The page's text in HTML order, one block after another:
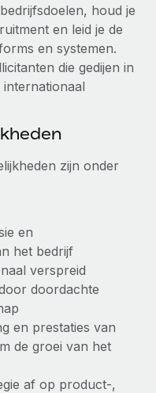
alle soorten bedrijven
en...
in de wereldwijde
sinds 2016...
houd je
en leid je de
en systemen.
die gedijen in
zijn onder
en
het bedrijf
verspreid
doordachte
en prestaties van
de groei van het
af op product-,